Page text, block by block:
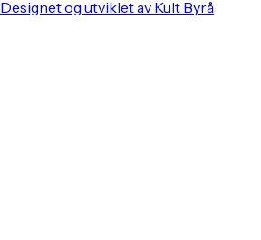
Designet og utviklet av Kult Byrå